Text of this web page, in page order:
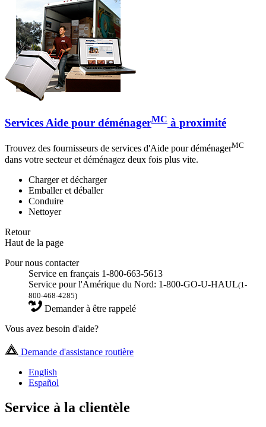
Services Aide pour déménagerMC à proximité
Trouvez des fournisseurs de services d'Aide pour déménagerMC
dans votre secteur et déménagez deux fois plus vite.
Charger et décharger
Emballer et déballer
Conduire
Nettoyer
Retour
Haut de la page
Pour nous contacter
Service en français 1-800-663-5613
Service pour l'Amérique du Nord: 1-800-GO-U-HAUL(1-
800-468-4285)
Demander à être rappelé
Vous avez besoin d'aide?
Demande d'assistance routière
English
Español
Service à la clientèle